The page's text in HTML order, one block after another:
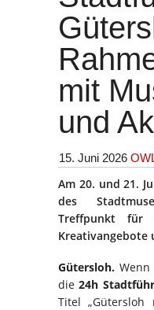
mit
und
15. Juni 2026
Am 20. und 21.
des
Treffpunkt für
Kreativangebote
Gütersloh.
die24h
Titel